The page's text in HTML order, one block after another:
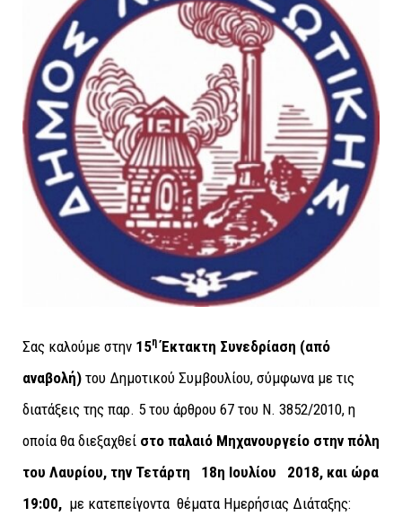
Σας καλούμε στην 15ηΈκτακτη Συνεδρίαση (από
αναβολή) του Δημοτικού Συμβουλίου, σύμφωνα με τις
διατάξεις της παρ. 5 του άρθρου 67 του Ν. 3852/2010, η
οποία θα διεξαχθεί στο παλαιό Μηχανουργείο στην πόλη
του Λαυρίου, την Τετάρτη
18η Ιουλίου 2018, και ώρα
19:00, με κατεπείγοντα θέματα Ημερήσιας Διάταξης: